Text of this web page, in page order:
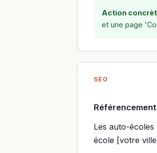
Action
et une page
SEO
Les auto-
école [votre